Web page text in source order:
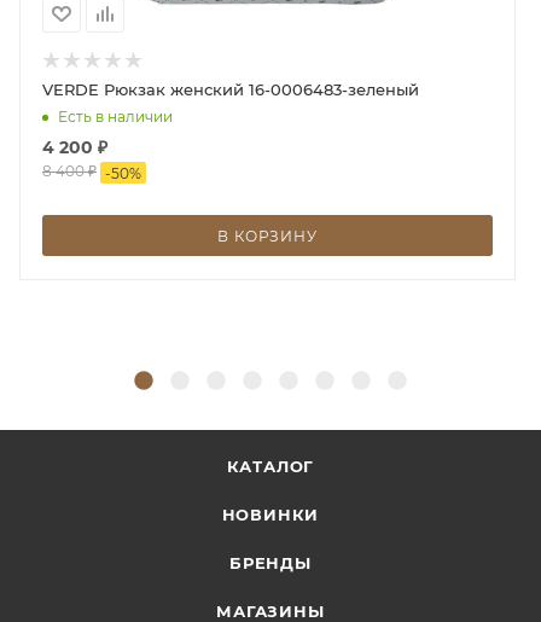
VERDE Рюкзак женский 16-0006483-зеленый
Есть в наличии
4 200 ₽
8 400₽ -50%
В КОРЗИНУ
КАТАЛОГ
НОВИНКИ
БРЕНДЫ
МАГАЗИНЫ